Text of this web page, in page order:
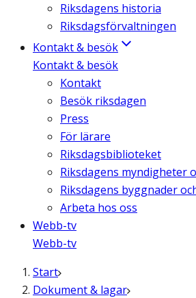
Riksdagens historia
Riksdagsförvaltningen
Kontakt & besök
Kontakt & besök
Kontakt
Besök riksdagen
Press
För lärare
Riksdagsbiblioteket
Riksdagens myndigheter
Riksdagens byggnader
Arbeta hos oss
Webb-tv
Webb-tv
Start
Dokument & lagar